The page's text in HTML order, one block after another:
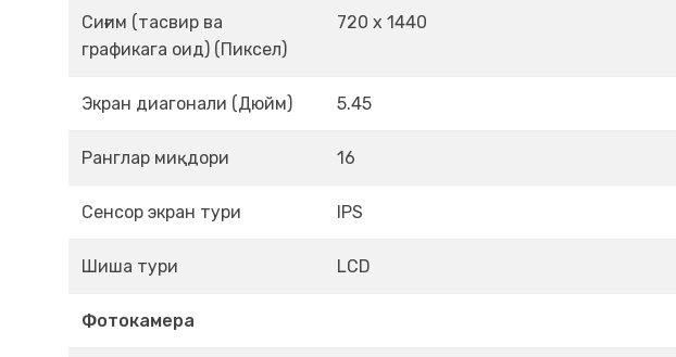
Сиғим (тасвир ва
графикага оид) (Пиксел)
720 x 1440
Экран диагонали (Дюйм) 5.45
Ранглар миқдори 16
Сенсор экран тури IPS
Шиша тури LCD
Фотокамера